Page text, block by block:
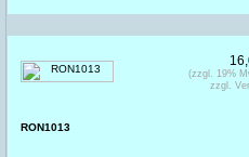
RON1013
(zzgl. 19%
zzgl.